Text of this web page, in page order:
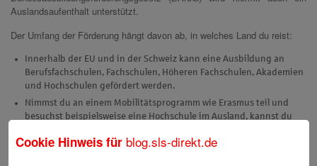
Auslandsaufenthalt unterstützt.
Der Umfang der Förderung hängt davon ab, in welches Land du reist:
Innerhalb der EU und in der Schweiz kann eine Ausbildung an
Berufsfachschulen, Fachschulen, Höheren Fachschulen, Akademien
und Hochschulen gefördert werden.
Nimmst du an einem Mobilitätsprogramm wie Erasmus teil und
besuchst beispielsweise eine Hochschule im Ausland, kannst du
Wer in Deutschland studiert und außerhalb der EU einen
Cookie Hinweis für blog.sls-direkt.de